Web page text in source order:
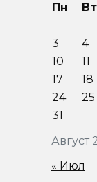
Август
Пн Вт
3
4
10
11
17
18
24
25
31
« Июл